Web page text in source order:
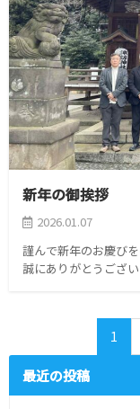
新年の御挨拶
2026.01.07
謹んで新年のお慶び
誠にありがとうござ
1
最近の投稿